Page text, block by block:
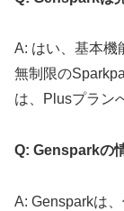
A: はい、基本機
無制限の
は、Plusプラン
Q: Gensparkの
A: Gensparkは